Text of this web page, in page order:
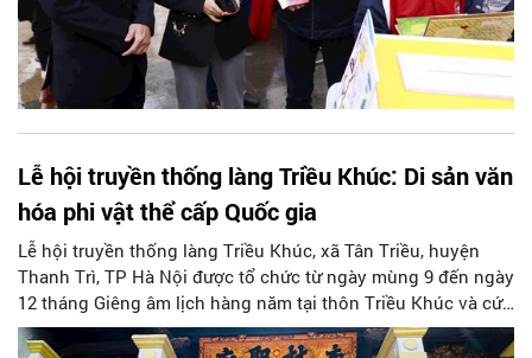
Lễ hội truyền thống làng Triều Khúc: Di sản văn
hóa phi vật thể cấp Quốc gia
Lễ hội truyền thống làng Triều Khúc, xã Tân Triều, huyện
Thanh Trì, TP Hà Nội được tổ chức từ ngày mùng 9 đến ngày
12 tháng Giêng âm lịch hàng năm tại thôn Triều Khúc và cứ
3 năm tổ chức hội lớn một lần.